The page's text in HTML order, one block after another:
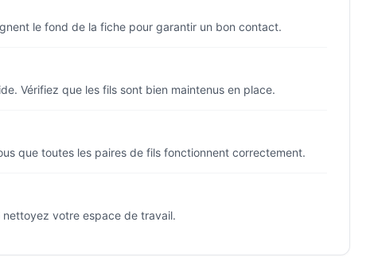
le fond de la fiche pour garantir un bon contact.
Vérifiez que les fils sont bien maintenus en place.
que toutes les paires de fils fonctionnent correctement.
votre espace de travail.